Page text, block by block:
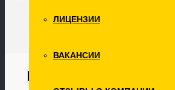
ЛИЦЕНЗИИ
ВАКАНСИИ
Металлолом